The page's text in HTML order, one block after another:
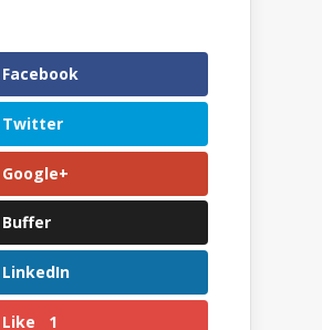
Facebook
Twitter
Google+
Buffer
LinkedIn
Like 1